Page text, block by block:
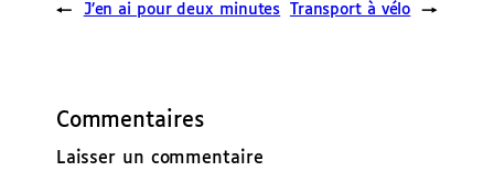
← J’en ai pour deux minutes Transport à vélo →
Commentaires
Laisser un commentaire